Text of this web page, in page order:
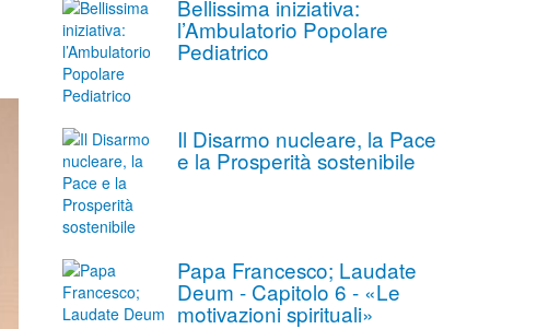
Bellissima iniziativa:
l’Ambulatorio Popolare
Pediatrico
Il Disarmo nucleare, la Pace
e la Prosperità sostenibile
Papa Francesco; Laudate
Deum - Capitolo 6 - «Le
motivazioni spirituali»